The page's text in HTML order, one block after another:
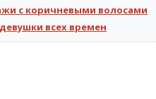
с коричневыми волосами
всех времен